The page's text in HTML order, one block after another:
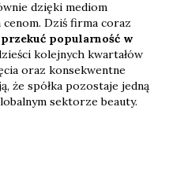
dzięki mediom
Dziś firma coraz
popularność w
kolejnych kwartałów
oraz konsekwentne
że spółka pozostaje jedną
sektorze beauty.